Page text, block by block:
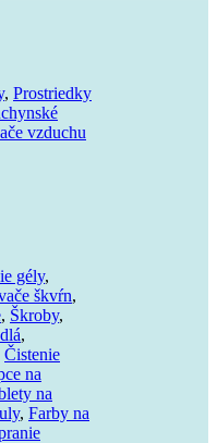
, Prostriedky
vzduchu
gély,
škvŕn,
, Škroby,
,
Čistenie
na
na
, Farby na